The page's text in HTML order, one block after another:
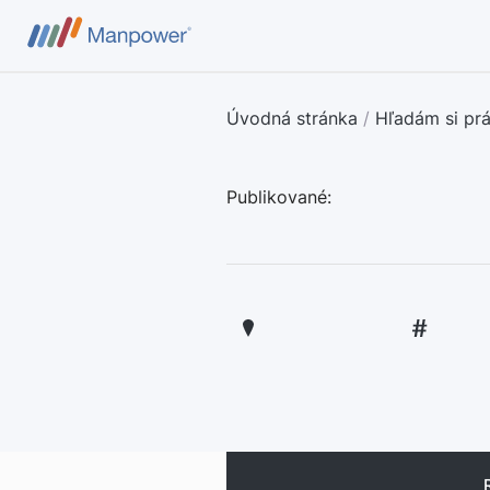
Úvodná stránka / Hľadám si
Publikované: